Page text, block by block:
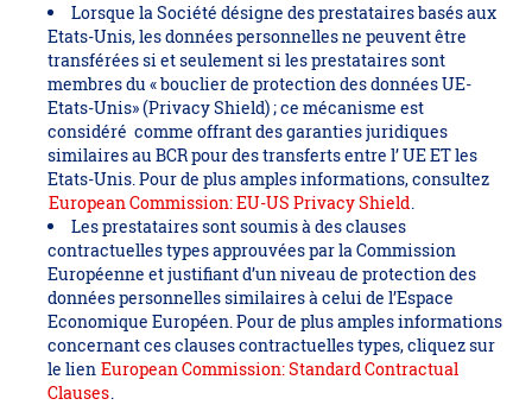
Lorsque la Société désigne des prestataires basés aux
Etats-Unis, les données personnelles ne peuvent être
transférées si et seulement si les prestataires sont
membres du « bouclier de protection des données UE-
Etats-Unis» (Privacy Shield) ; ce mécanisme est
considéré comme offrant des garanties juridiques
similaires au BCR pour des transferts entre l’ UE ET les
Etats-Unis. Pour de plus amples informations, consultez
European Commission: EU-US Privacy Shield.
Les prestataires sont soumis à des clauses
contractuelles types approuvées par la Commission
Européenne et justifiant d’un niveau de protection des
données personnelles similaires à celui de l’Espace
Economique Européen. Pour de plus amples informations
concernant ces clauses contractuelles types, cliquez sur
le lien European Commission: Standard Contractual
Clauses.